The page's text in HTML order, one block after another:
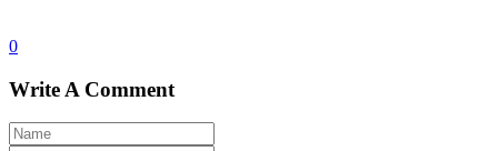
0
Write A Comment